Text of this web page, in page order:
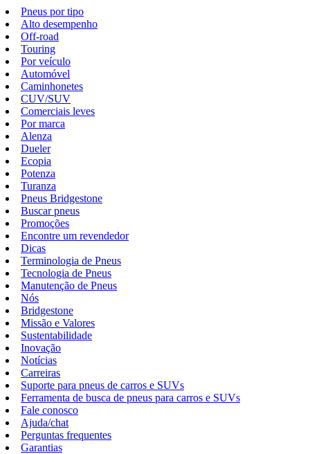
Pneus por tipo
Alto desempenho
Off-road
Touring
Por veículo
Automóvel
Caminhonetes
CUV/SUV
Comerciais leves
Por marca
Alenza
Dueler
Ecopia
Potenza
Turanza
Pneus Bridgestone
Buscar pneus
Promoções
Encontre um revendedor
Dicas
Terminologia de Pneus
Tecnologia de Pneus
Manutenção de Pneus
Nós
Bridgestone
Missão e Valores
Sustentabilidade
Inovação
Notícias
Carreiras
Suporte para pneus de carros e SUVs
Ferramenta de busca de pneus para carros e SUVs
Fale conosco
Ajuda/chat
Perguntas frequentes
Garantias